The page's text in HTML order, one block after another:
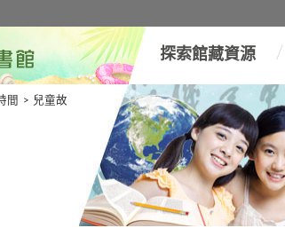
探索館藏資源
間 > 兒童故